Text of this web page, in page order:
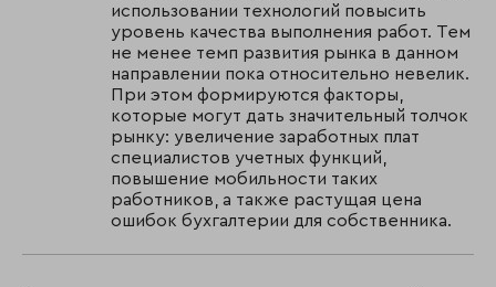
использовании технологий повысить
уровень качества выполнения работ. Тем
не менее темп развития рынка в данном
направлении пока относительно невелик.
При этом формируются факторы,
которые могут дать значительный толчок
рынку: увеличение заработных плат
специалистов учетных функций,
повышение мобильности таких
работников, а также растущая цена
ошибок бухгалтерии для собственника.